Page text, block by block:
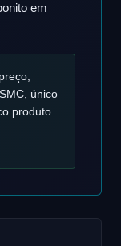
em
único
produto